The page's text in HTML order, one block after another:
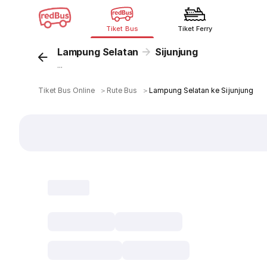
Tiket Bus Tiket Ferry
Lampung Selatan Sijunjung
...
Tiket Bus Online ＞ Rute Bus ＞Lampung Selatan ke Sijunjung